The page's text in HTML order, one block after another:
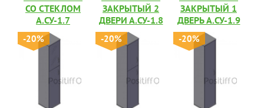
СО СТЕКЛОМ
А.СУ-1.7
-20%
ЗАКРЫТЫЙ 2
ДВЕРИ А.СУ-1.8
-20%
ЗАКРЫТЫЙ 1
ДВЕРЬ А.СУ-1.9
-20%